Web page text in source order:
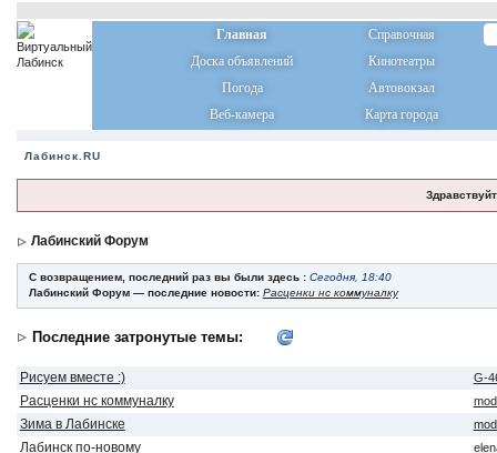
Главная
Справочная
Доска объявлений
Кинотеатры
Погода
Автовокзал
Веб-камера
Карта города
Лабинск.RU
Лабинский Форум
С возвращением, последний раз вы были здесь : Сегодня, 18:40
Лабинский Форум — последние новости: Расценки нс коммуналку
Последние затронутые темы:
Рисуем вместе :) G-
Расценки нс коммуналку
Зима в Лабинске
Лабинск по-новому